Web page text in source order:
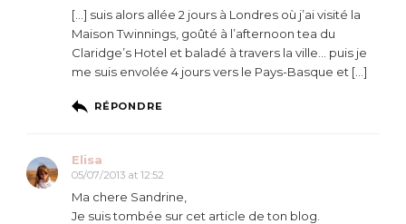
[…] suis alors allée 2 jours à Londres où j’ai visité la
Maison Twinnings, goûté à l’afternoon tea du
Claridge’s Hotel et baladé à travers la ville… puis je
me suis envolée 4 jours vers le Pays-Basque et […]
RÉPONDRE
Elisa
05/07/2013 at 12:52
Ma chere Sandrine,
Je suis tombée sur cet article de ton blog.